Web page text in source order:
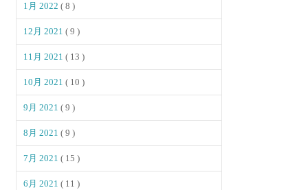
1月 2022( 8 )
12月 2021( 9 )
11月 2021( 13 )
10月 2021( 10 )
9月 2021( 9 )
8月 2021( 9 )
7月 2021( 15 )
6月 2021( 11 )